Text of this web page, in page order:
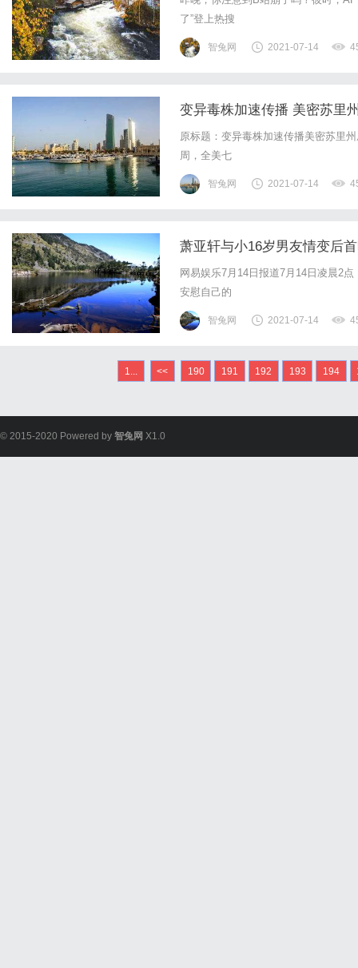
了”登上热搜
智兔网 2021-07-14
变异毒株加速传播 美密苏里
原标题：变异毒株加速传播美密苏里
周，全美七
智兔网 2021-07-14
萧亚轩与小16岁男友情变后
网易娱乐7月14日报道7月14日凌晨2
安慰自己的
智兔网 2021-07-14
1... << 190 191 192 193 194
© 2015-2020 Powered by 智兔网 X1.0